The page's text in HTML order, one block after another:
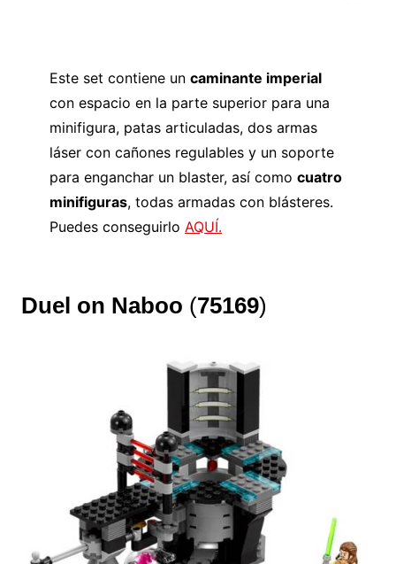
Este set contiene un caminante imperial
con espacio en la parte superior para una
minifigura, patas articuladas, dos armas
láser con cañones regulables y un soporte
para enganchar un blaster, así como cuatro
minifiguras, todas armadas con blásteres.
Puedes conseguirlo AQUÍ.
Duel on Naboo (75169)